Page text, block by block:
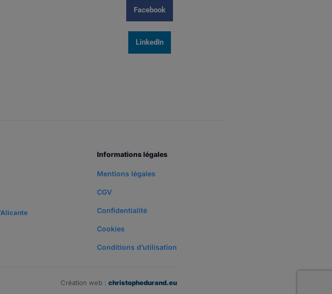
Facebook
LinkedIn
Informations légales
Mentions légales
CGV
Confidentialité
Cookies
Conditions d’utilisation
Création web : christophedurand.eu